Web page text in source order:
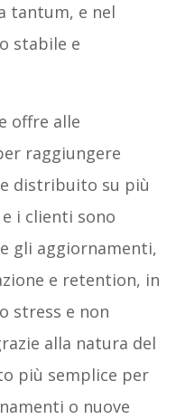
tantum, e nel
stabile e
offre alle
raggiungere
distribuito su più
i clienti sono
gli aggiornamenti,
e retention, in
stress e non
alla natura del
più semplice per
o nuove